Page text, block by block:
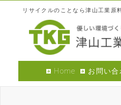
リサイクルのことなら津山工業原
Home お問い合